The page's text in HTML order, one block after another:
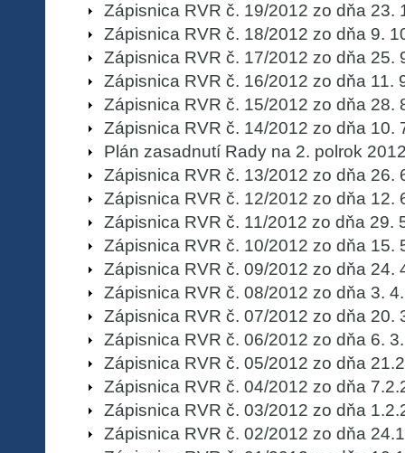
Zápisnica RVR č. 19/2012 zo dňa 23.
Zápisnica RVR č. 18/2012 zo dňa 9.
Zápisnica RVR č. 17/2012 zo dňa 25.
Zápisnica RVR č. 16/2012 zo dňa 11.
Zápisnica RVR č. 15/2012 zo dňa 28.
Zápisnica RVR č. 14/2012 zo dňa 10.
Plán zasadnutí Rady na 2. polrok
Zápisnica RVR č. 13/2012 zo dňa 26.
Zápisnica RVR č. 12/2012 zo dňa 12.
Zápisnica RVR č. 11/2012 zo dňa 29.
Zápisnica RVR č. 10/2012 zo dňa 15.
Zápisnica RVR č. 09/2012 zo dňa 24.
Zápisnica RVR č. 08/2012 zo dňa 3.
Zápisnica RVR č. 07/2012 zo dňa 20.
Zápisnica RVR č. 06/2012 zo dňa 6.
Zápisnica RVR č. 05/2012 zo dňa
Zápisnica RVR č. 04/2012 zo dňa
Zápisnica RVR č. 03/2012 zo dňa
Zápisnica RVR č. 02/2012 zo dňa